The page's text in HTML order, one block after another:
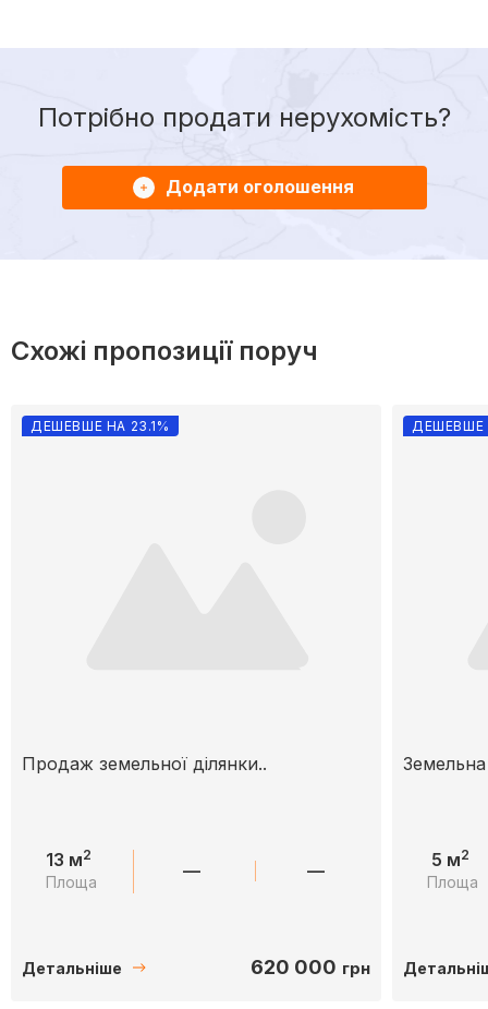
Потрібно продати нерухомість?
Додати оголошення
Схожі пропозиції поруч
ДЕШЕВШЕ НА 23.1%
Продаж земельної ділянки..
13 м2
Площа — —
Детальніше 620 000 грн
ДЕШЕВШЕ
Земельна
5 м2
Площа